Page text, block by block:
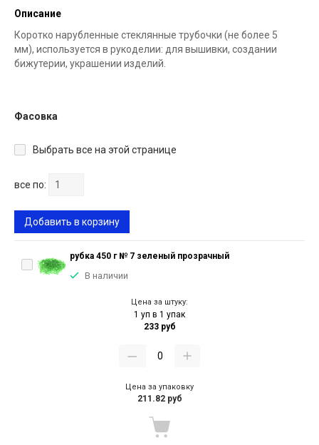
Описание
Коротко нарубленные стеклянные трубочки (не более 5
мм), используется в рукоделии: для вышивки, создании
бижутерии, украшении изделий.
Фасовка
Выбрать все на этой странице
все по:
Добавить в корзину
рубка 450 г № 7 зеленый прозрачный
В наличии
Цена за штуку:
1 уп в 1 упак
233 руб
Цена за упаковку
211.82 руб